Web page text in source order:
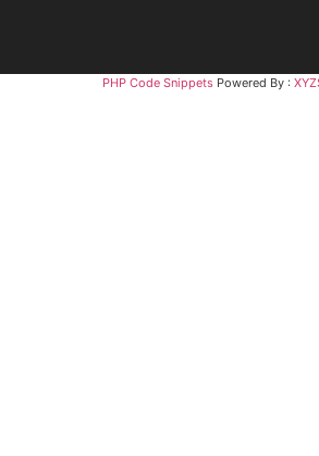
PHP Code Snippets Powered By :